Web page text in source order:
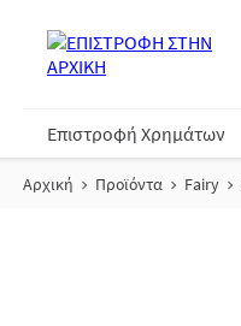
Επιστροφή Χρημάτων
Αρχική Προϊόντα Fairy